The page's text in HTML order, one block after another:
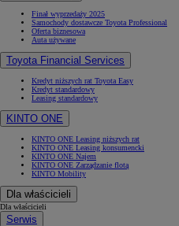
Finał wyprzedaży 2025
Samochody dostawcze Toyota Professional
Oferta biznesowa
Auta używane
Toyota Financial Services
Kredyt niższych rat Toyota Easy
Kredyt standardowy
Leasing standardowy
KINTO ONE
KINTO ONE Leasing niższych rat
KINTO ONE Leasing konsumencki
KINTO ONE Najem
KINTO ONE Zarządzanie flotą
KINTO Mobility
Dla właścicieli
Dla właścicieli
Serwis